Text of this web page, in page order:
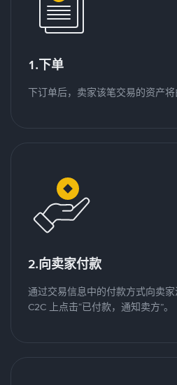
1.下单
下订单后，卖家该笔交易的资产将
2.向卖家付款
通过交易信息中的付款方式向卖
C2C 上点击“已付款，通知卖方”。